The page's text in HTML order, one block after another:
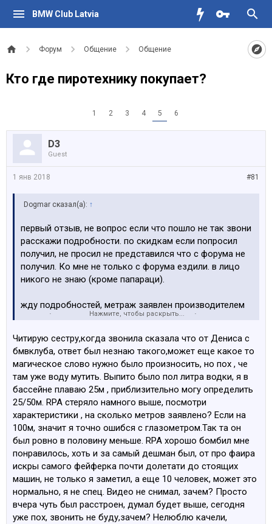
BMW Club Latvia
Форум Общение Общение
Кто где пиротехнику покупает?
1 2 3 4 5 6
D3
Guest
#81
1 янв 2018
Dogmar сказал(а): ↑
первый отзыв, не вопрос если что пошло не так звони
расскажи подробности. по скидкам если попросил
получил, не просил не представился что с форума не
получил. Ко мне не только с форума ездили. в лицо
никого не знаю (кроме папараци).
жду подробностей, метраж заявлен производителем
хотел бы знать как измеряли и сколько было выпито
так же те кто брали про фаер прошу отзывов.
есть видос? насчет запасного не понятна претензия,
производитель не зря запасной положил, но не
вопрос фигня неприятная, короче звони
Нажмите, чтобы раскрыть...
Читирую сестру,когда звонила сказала что от Дениса с
бмвклуба, ответ был незнаю такого,может еще какое то
магическое слово нужно было произносить, но пох , че
там уже воду мутить. Выпито было пол литра водки, я в
бассейне плаваю 25м , приблизительно могу определить
25/50м. RPA стеряло намного выше, посмотри
характеристики , на сколько метров заявлено? Если на
100м, значит я точно ошибся с глазометром.Так та он
был ровно в половину меньше. RPA хорошо бомбил мне
понравилось, хоть и за самый дешман был, от про фаира
искры самого фейферка почти долетати до стоящих
машин, не только я заметил, а еще 10 человек, может это
нормально, я не спец. Видео не снимал, зачем? Просто
вчера чуть был расстроен, думал будет выше, сегодня
уже пох, звонить не буду,зачем? Нелюблю качели,